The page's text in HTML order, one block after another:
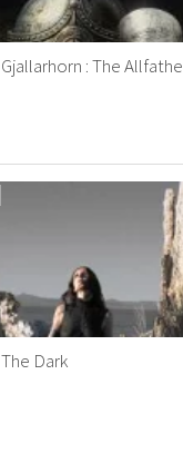
: The
Dark